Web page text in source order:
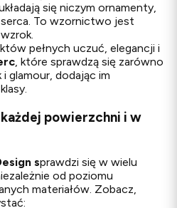
się niczym ornamenty,
To wzornictwo jest
pełnych uczuć, elegancji i
, które sprawdzą się zarówno
glamour, dodając im
powierzchni i w
sprawdzi się w wielu
od poziomu
materiałów. Zobacz,